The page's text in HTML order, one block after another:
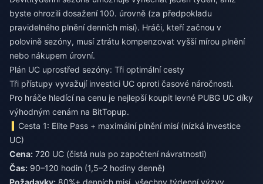
byste ohrozili dosažení 100. úrovně (za předpokladu
pravidelného plnění denních misí). Hráči, kteří začnou v
polovině sezóny, musí ztrátu kompenzovat vyšší mírou plnění
nebo nákupem úrovní.
Plán UC uprostřed sezóny: Tři optimální cesty
Tři přístupy vyvažují investici UC oproti časové náročnosti.
Pro hráče hledící na cenu je nejlepší koupit levné PUBG UC díky
výhodným cenám na BitTopup.
Cesta 1: Elite Pass + maximální plnění misí (nízká investice
UC)
Cena: 720 UC (čistá nula po započtení návratnosti)
Čas: 90–120 hodin (1,5–2 hodiny denně)
Požadavky: 80%+ denních misí, všechny týdenní výzvy